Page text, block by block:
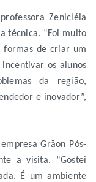
Zenicléia
técnica. “Foi muito
formas de criar um
os alunos
da região,
e inovador”,
Grãon Pós-
a visita. “Gostei
É um ambiente